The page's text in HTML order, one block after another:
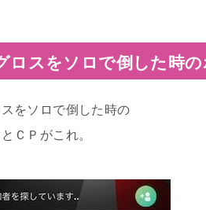
ロスをソロで倒した時の
スをソロで倒した時の
ＣＰがこれ。